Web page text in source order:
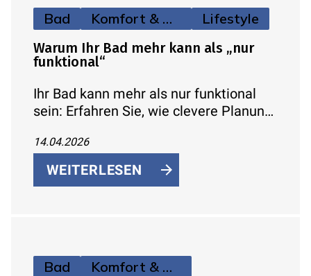
Bad Komfort & Hygiene Lifestyle
Warum Ihr Bad mehr kann als „nur
funktional“
Ihr Bad kann mehr als nur funktional
sein: Erfahren Sie, wie clevere Planung,
aus dem Badezimmer eine
komfortable Wohlfühlzone für jeden
Tag machen.
14.04.2026
WEITERLESEN
Bad
Komfort & Hygiene